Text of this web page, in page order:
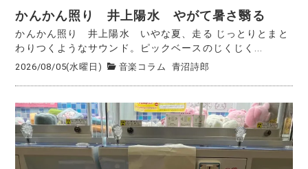
かんかん照り 井上陽水 やがて暑さ翳る
かんかん照り 井上陽水 いやな夏、走る じっとりとまと
わりつくようなサウンド。ピックベースのじくじく...
2026/08/05(水曜日) 音楽コラム 青沼詩郎